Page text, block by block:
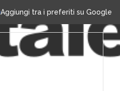
Aggiungi tra i preferiti su Google